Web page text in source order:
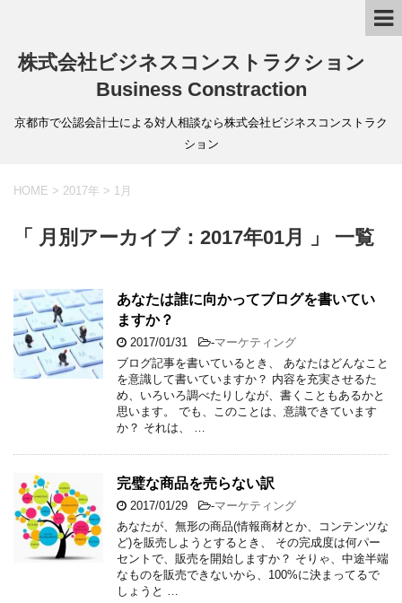
株式会社ビジネスコンストラクション
Business Constraction
京都市で公認会計士による対人相談なら株式会社ビジネスコンストラク
ション
HOME > 2017年 > 1月
「 月別アーカイブ：2017年01月 」 一覧
あなたは誰に向かってブログを書いてい
ますか？
2017/01/31 -マーケティング
ブログ記事を書いているとき、 あなたはどんなこと
を意識して書いていますか？ 内容を充実させるた
め、いろいろ調べたりしなが、書くこともあるかと
思います。 でも、このことは、意識できています
か？ それは、 …
完璧な商品を売らない訳
2017/01/29 -マーケティング
あなたが、無形の商品(情報商材とか、コンテンツな
ど)を販売しようとするとき、 その完成度は何パー
セントで、販売を開始しますか？ そりゃ、中途半端
なものを販売できないから、100%に決まってるで
しょうと …